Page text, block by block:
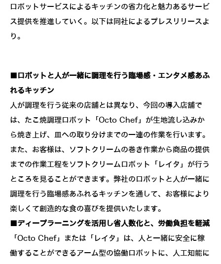
ロボットサービスによるキッチンの省力化と魅力あるサービ
ス提供を推進していく。以下は同社によるプレスリリースよ
り。
■ロボットと人が一緒に調理を行う臨場感・エンタメ感あふ
れるキッチン
人が調理を行う従来の店舗とは異なり、今回の導入店舗で
は、たこ焼調理ロボット「Octo Chef」が生地流し込みか
ら焼き上げ、皿への取り分けまでの一連の作業を行います。
また、お客様は、ソフトクリームの巻き作業から商品の提供
までの作業工程をソフトクリームロボット「レイタ」が行う
ところを見ることができます。弊社のロボットと人が一緒に
調理を行う臨場感あふれるキッチンを通して、お客様により
楽しくて創造的な食の喜びを提供いたします。
■ディープラーニングを活用し省人数化と、労働負担を軽減
「Octo Chef」または「レイタ」は、人と一緒に安全に稼
働することができるアーム型の協働ロボットに、人工知能に